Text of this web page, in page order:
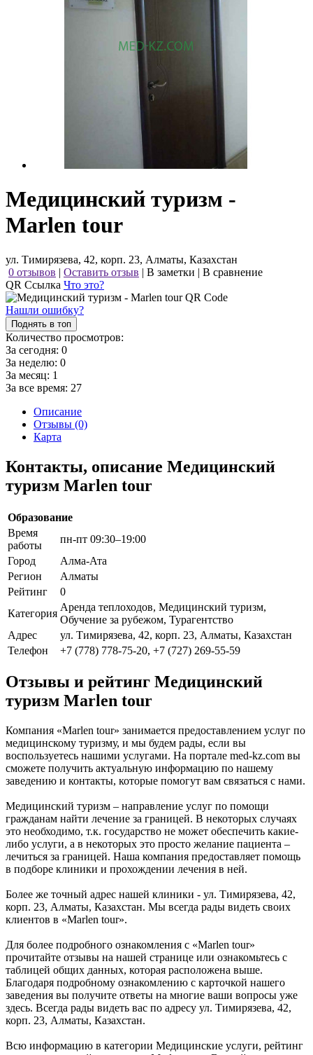
Медицинский туризм -
Marlen tour
ул. Тимирязева, 42, корп. 23, Алматы, Казахстан
0 отзывов | Оставить отзыв | В заметки | В сравнение
QR Ссылка Что это?
Нашли ошибку?
Поднять в топ
Количество просмотров:
За сегодня: 0
За неделю: 0
За месяц: 1
За все время: 27
Описание
Отзывы (0)
Карта
Контакты, описание Медицинский
туризм Marlen tour
Образование
Время
работы
пн-пт 09:30–19:00
Город
Алма-Ата
Регион
Алматы
Рейтинг
0
Категория
Аренда теплоходов, Медицинский туризм,
Обучение за рубежом, Турагентство
Адрес
ул. Тимирязева, 42, корп. 23, Алматы, Казахстан
Телефон
+7 (778) 778-75-20, +7 (727) 269-55-59
Отзывы и рейтинг Медицинский
туризм Marlen tour
Компания «Marlen tour» занимается предоставлением услуг по
медицинскому туризму, и мы будем рады, если вы
воспользуетесь нашими услугами. На портале med-kz.com вы
сможете получить актуальную информацию по нашему
заведению и контакты, которые помогут вам связаться с нами.
Медицинский туризм – направление услуг по помощи
гражданам найти лечение за границей. В некоторых случаях
это необходимо, т.к. государство не может обеспечить какие-
либо услуги, а в некоторых это просто желание пациента –
лечиться за границей. Наша компания предоставляет помощь
в подборе клиники и прохождении лечения в ней.
Более же точный адрес нашей клиники - ул. Тимирязева, 42,
корп. 23, Алматы, Казахстан. Мы всегда рады видеть своих
клиентов в «Marlen tour».
Для более подробного ознакомления с «Marlen tour»
прочитайте отзывы на нашей странице или ознакомьтесь с
таблицей общих данных, которая расположена выше.
Благодаря подробному ознакомлению с карточкой нашего
заведения вы получите ответы на многие ваши вопросы уже
здесь. Всегда рады видеть вас по адресу ул. Тимирязева, 42,
корп. 23, Алматы, Казахстан.
Всю информацию в категории Медицинские услуги, рейтинг